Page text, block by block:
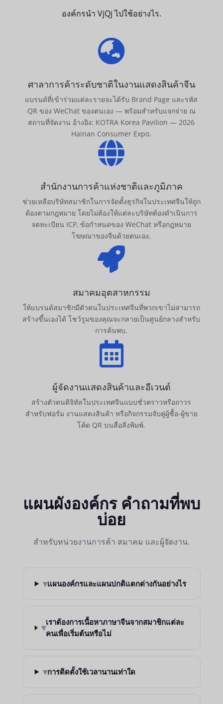
องค์กรนำ VjQj ไปใช้อย่างไร.

ศาลาการค้าระดับชาติในงานแสดงสินค้าจีน
แบรนด์ที่เข้าร่วมแต่ละรายจะได้รับ Brand Page และรหัส
QR ของ WeChat ของตนเอง — พร้อมสำหรับแจกจ่าย ณ
สถานที่จัดงาน อ้างอิง: KOTRA Korea Pavilion — 2026
Hainan Consumer Expo.

สำนักงานการค้าแห่งชาติและภูมิภาค
ช่วยเหลือบริษัทสมาชิกในการจัดตั้งธุรกิจในประเทศจีนให้ถูก
ต้องตามกฎหมาย โดยไม่ต้องให้แต่ละบริษัทต้องดำเนินการ
จดทะเบียน ICP, ข้อกำหนดของ WeChat หรือกฎหมาย
โฆษณาของจีนด้วยตนเอง.

สมาคมอุตสาหกรรม
ให้แบรนด์สมาชิกมีตัวตนในประเทศจีนที่พวกเขาไม่สามารถ
สร้างขึ้นเองได้ โชว์รูมของคุณจะกลายเป็นศูนย์กลางสำหรับ
การค้นพบ.

ผู้จัดงานแสดงสินค้าและอีเวนต์
สร้างตัวตนดิจิทัลในประเทศจีนแบบชั่วคราวหรือถาวร
สำหรับฟอรั่ม งานแสดงสินค้า หรือกิจกรรมจับคู่ผู้ซื้อ-ผู้ขาย
โค้ด QR บนสื่อสิ่งพิมพ์.
แผนผังองค์กร คำถามที่พบ
บ่อย
สำหรับหน่วยงานการค้า สมาคม และผู้จัดงาน.
▾แผนองค์กรและแผนปกติแตกต่างกันอย่างไร
▾เราต้องการเนื้อหาภาษาจีนจากสมาชิกแต่ละ
คนเพื่อเริ่มต้นหรือไม่
▾การติดตั้งใช้เวลานานเท่าใด